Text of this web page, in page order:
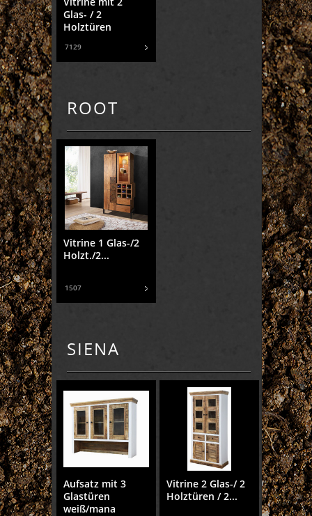
Glas- / 2
Holztüren
7129
ROOT
Vitrine 1 Glas-/2
Holzt./2...
1507
SIENA
Aufsatz mit 3
Glastüren
weiß/mana
Vitrine 2 Glas-/ 2
Holztüren / 2...